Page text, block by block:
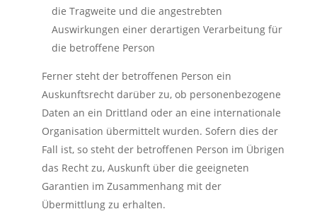
die Tragweite und die angestrebten
Auswirkungen einer derartigen Verarbeitung für
die betroffene Person
Ferner steht der betroffenen Person ein
Auskunftsrecht darüber zu, ob personenbezogene
Daten an ein Drittland oder an eine internationale
Organisation übermittelt wurden. Sofern dies der
Fall ist, so steht der betroffenen Person im Übrigen
das Recht zu, Auskunft über die geeigneten
Garantien im Zusammenhang mit der
Übermittlung zu erhalten.